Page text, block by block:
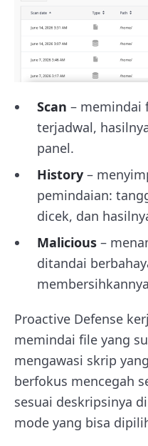
Scan – memindai
terjadwal,
panel.
History –
pemindaian:
dicek, dan
Malicious –
ditandai
Proactive Defense
memindai file yang
mengawasi skrip
berfokus mencegah
sesuai deskripsinya
mode yang bisa